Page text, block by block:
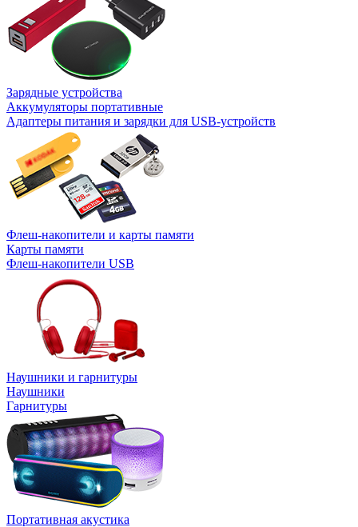
Зарядные устройства
Аккумуляторы портативные
Адаптеры питания и зарядки для USB-устройств
Флеш-накопители и карты памяти
Карты памяти
Флеш-накопители USB
Наушники и гарнитуры
Наушники
Гарнитуры
Портативная акустика